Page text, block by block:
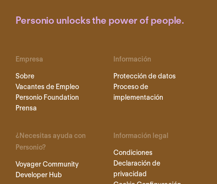
Personio unlocks the power of people.
Empresa
Sobre
Vacantes de Empleo
Personio Foundation
Prensa
Información
Protección de datos
Proceso de
implementación
¿Necesitas ayuda con
Personio?
Voyager Community
Developer Hub
Información legal
Condiciones
Declaración de
privacidad